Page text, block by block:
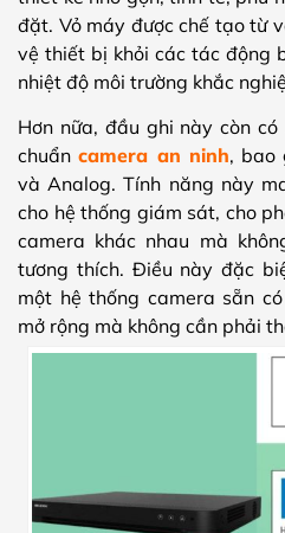
đặt. Vỏ máy được chế tạo từ
vệ thiết bị khỏi các tác động
nhiệt độ môi trường khắc
Hơn nữa, đầu ghi này còn
chuẩncamera an ninh, bao
và Analog. Tính năng này
cho hệ thống giám sát, cho
camera khác nhau mà
tương thích. Điều này đặc
một hệ thống camera sẵn
mở rộng mà không cần phải